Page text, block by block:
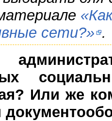
сети?» .
Или же